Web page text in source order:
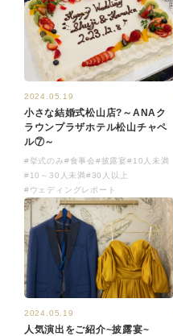
2024.05.19
小さな結婚式松山店?～ANAク
ラウンプラザホテル松山チャペ
ル⑦～
#挙式のみ#食事会#披露宴#10人未満
#10～30人未満#30人以上
#ウェディングレポート
2024.05.19
人気演出をご紹介~披露宴~